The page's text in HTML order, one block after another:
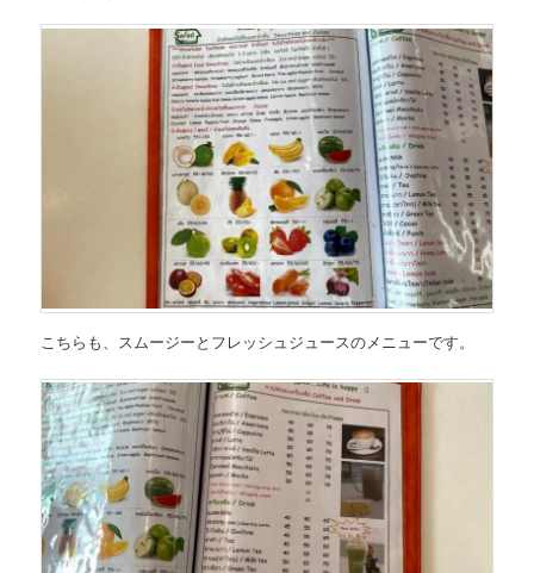
こちらも、 スムージーとフレッシュジュースのメニューです。